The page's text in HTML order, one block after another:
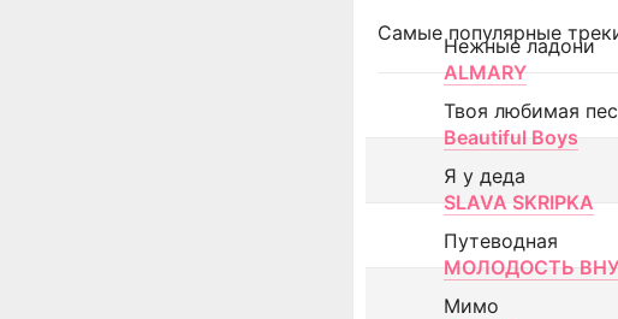
Самые популярные
Нежные ладони
ALMARY
Твоя любимая
Beautiful Boys
Я у деда
SLAVA SKRIPKA
Путеводная
МОЛОДОСТЬ
Мимо